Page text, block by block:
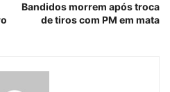
Bandidos morrem após troca
de tiros com PM em mata